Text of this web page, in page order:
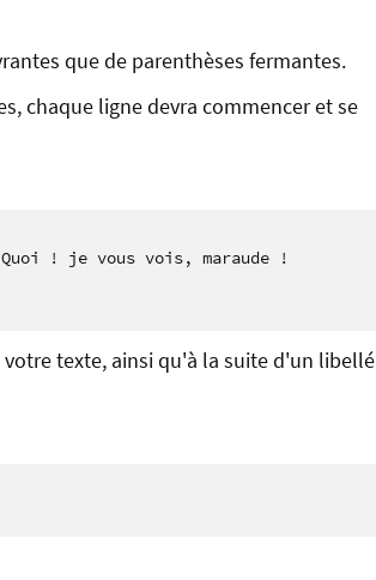
que de parenthèses fermantes.
chaque ligne devra commencer et se
! je vous vois, maraude !
texte, ainsi qu'à la suite d'un libellé